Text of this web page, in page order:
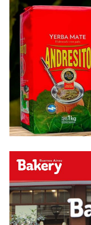
O ingresa
esperamos en el
información y la
#Rock #Nacional,
#RockandRoll,
esperamos
Faceboock: H2O
Onlinehttps://